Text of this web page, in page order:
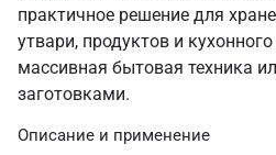
практичное решение для
утвари, продуктов и
массивная бытовая техника
заготовками.
Описание и применение